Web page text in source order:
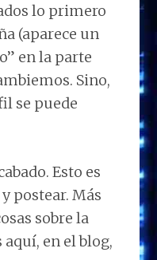
lo primero
(aparece un
en la parte
Sino,
se puede
Esto es
postear. Más
sobre la
en el blog,